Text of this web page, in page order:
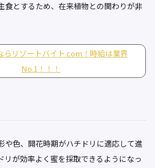
食とするため、在来植物との関わりが非
らリゾートバイト.com！時給は業界
No.1！！！
や色、開花時期がハチドリに適応して進
リが効率よく蜜を採取できるようになっ